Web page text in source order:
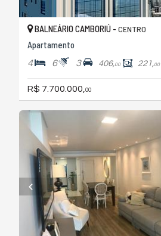
BALNEÁRIO CAMBORIÚ - CENTRO
Apartamento
4 6 3 406,00 221,00
R$ 7.700.000,00